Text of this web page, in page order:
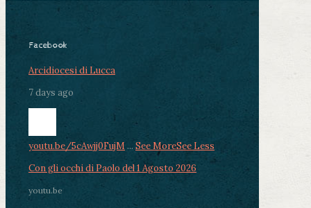
Facebook
Arcidiocesi di Lucca
7 days ago
youtu.be/5cAwjj0FujM ... See MoreSee Less
Con gli occhi di Paolo del 1 Agosto 2026
youtu.be